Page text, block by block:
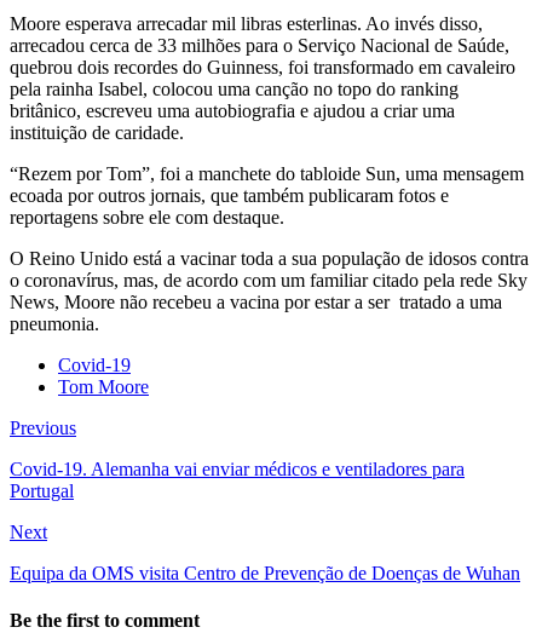
Moore esperava arrecadar mil libras esterlinas. Ao invés disso,
arrecadou cerca de 33 milhões para o Serviço Nacional de Saúde,
quebrou dois recordes do Guinness, foi transformado em cavaleiro
pela rainha Isabel, colocou uma canção no topo do ranking
britânico, escreveu uma autobiografia e ajudou a criar uma
instituição de caridade.
“Rezem por Tom”, foi a manchete do tabloide Sun, uma mensagem
ecoada por outros jornais, que também publicaram fotos e
reportagens sobre ele com destaque.
O Reino Unido está a vacinar toda a sua população de idosos contra
o coronavírus, mas, de acordo com um familiar citado pela rede Sky
News, Moore não recebeu a vacina por estar a ser tratado a uma
pneumonia.
Covid-19
Tom Moore
Previous
Covid-19. Alemanha vai enviar médicos e ventiladores para
Portugal
Next
Equipa da OMS visita Centro de Prevenção de Doenças de Wuhan
Be the first to comment